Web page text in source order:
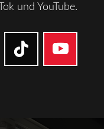
und YouTube.